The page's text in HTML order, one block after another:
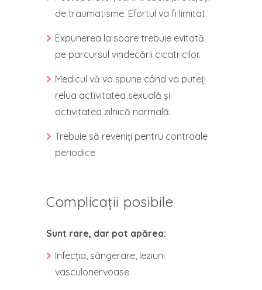
de traumatisme. Efortul va fi limitat.
Expunerea la soare trebuie evitată
pe parcursul vindecării cicatricilor.
Medicul vă va spune când va puteți
relua activitatea sexuală și
activitatea zilnică normală.
Trebuie să reveniți pentru controale
periodice
Complicații posibile
Sunt rare, dar pot apărea:
Infecția, sângerare, leziuni
vasculonervoase